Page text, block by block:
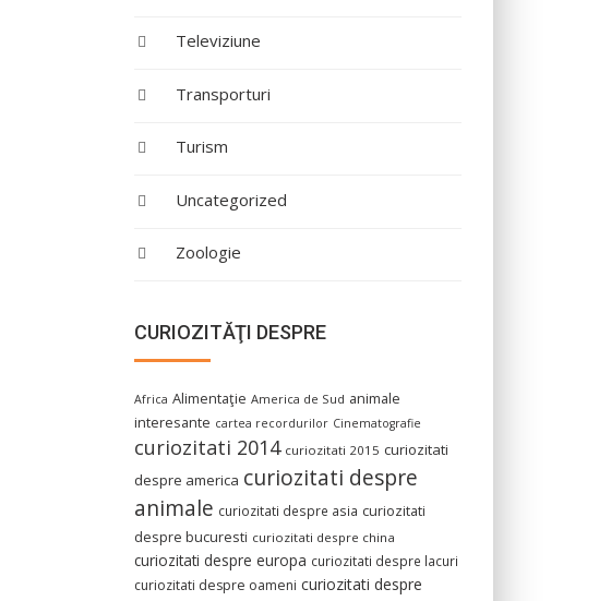
Televiziune
Transporturi
Turism
Uncategorized
Zoologie
CURIOZITĂŢI DESPRE
Africa Alimentaţie America de Sud animale
interesante cartea recordurilor Cinematografie
curiozitati 2014 curiozitati 2015 curiozitati
despre america curiozitati despre
animale curiozitati despre asia curiozitati
despre bucuresti curiozitati despre china
curiozitati despre europa curiozitati despre lacuri
curiozitati despre oameni curiozitati despre